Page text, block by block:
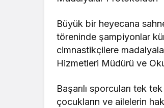
Büyük bir heyecana
töreninde şampiyonlar
cimnastikçilere
Hizmetleri Müdürü ve
Başarılı sporcuları tek
çocukların ve ailelerin